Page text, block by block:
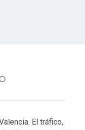
El tráfico,